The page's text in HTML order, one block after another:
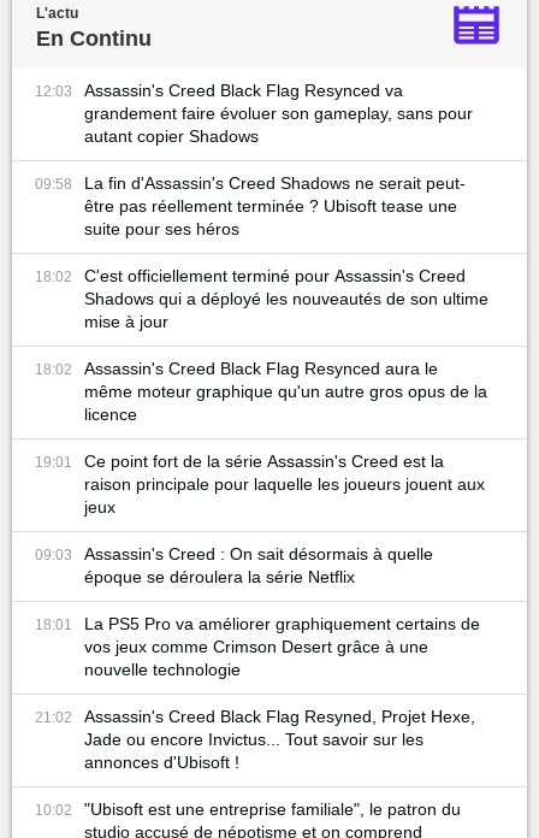
L'actu
En Continu
12:03
Assassin's Creed Black Flag Resynced va
grandement faire évoluer son gameplay, sans pour
autant copier Shadows
09:58
La fin d'Assassin's Creed Shadows ne serait peut-
être pas réellement terminée ? Ubisoft tease une
suite pour ses héros
18:02
C'est officiellement terminé pour Assassin's Creed
Shadows qui a déployé les nouveautés de son ultime
mise à jour
18:02
Assassin's Creed Black Flag Resynced aura le
même moteur graphique qu'un autre gros opus de la
licence
19:01
Ce point fort de la série Assassin's Creed est la
raison principale pour laquelle les joueurs jouent aux
jeux
09:03
Assassin's Creed : On sait désormais à quelle
époque se déroulera la série Netflix
18:01
La PS5 Pro va améliorer graphiquement certains de
vos jeux comme Crimson Desert grâce à une
nouvelle technologie
21:02
Assassin's Creed Black Flag Resyned, Projet Hexe,
Jade ou encore Invictus... Tout savoir sur les
annonces d'Ubisoft !
10:02
"Ubisoft est une entreprise familiale", le patron du
studio accusé de népotisme et on comprend